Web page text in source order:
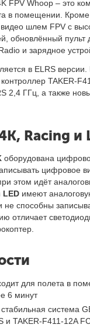
FPV Whoop – это
в помещении. Кроме
видео шлем FPV с
обновлённый пульт
и зарядное
в ELRS версии.
TAKER-
2,4 ГГц, а также
Racing и
оборудована
цифровое
этом идёт
LED имеют
не способны
отличает
для полета в
6 минут
система
и TAKER-F411-12A